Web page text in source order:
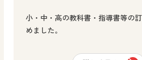
小・中・高の教科書・指導書等の
めました。